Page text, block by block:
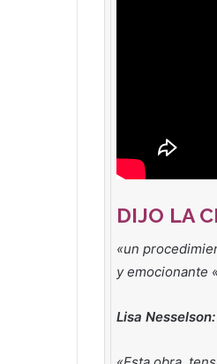
DIJO LA
«un
y emocionante
Lisa